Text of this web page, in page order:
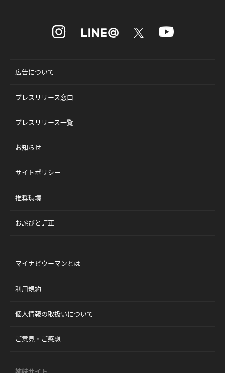
広告について
プレスリリース窓口
プレスリリース一覧
お知らせ
サイトポリシー
推奨環境
お詫びと訂正
マイナビウーマンとは
利用規約
個人情報の取扱いについて
ご意見・ご感想